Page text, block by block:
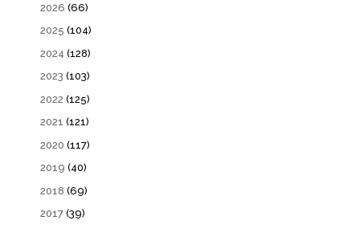
2026 (66)
2025 (104)
2024 (128)
2023 (103)
2022 (125)
2021 (121)
2020 (117)
2019 (40)
2018 (69)
2017 (39)